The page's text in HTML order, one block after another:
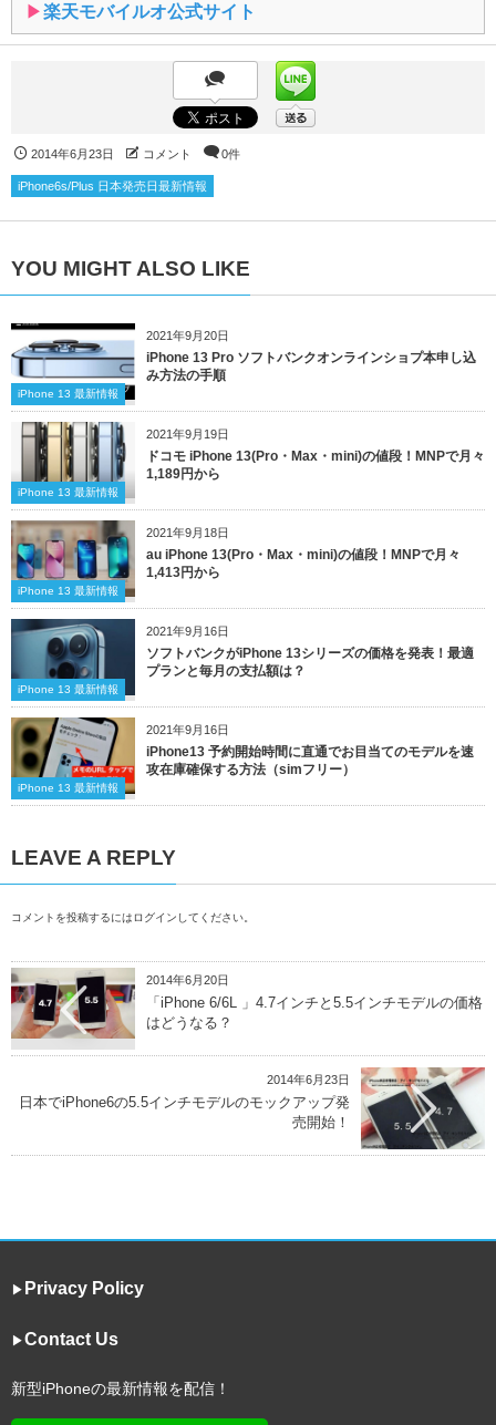
▶︎楽天モバイルオ公式サイト
2014年6月23日 コメント 0件
iPhone6s/Plus 日本発売日最新情報
YOU MIGHT ALSO LIKE
2021年9月20日
iPhone 13 最新情報
iPhone 13 Pro ソフトバンクオンラインショプ本申し込
み方法の手順
2021年9月19日
iPhone 13 最新情報
ドコモ iPhone 13(Pro・Max・mini)の値段！MNPで月々
1,189円から
2021年9月18日
iPhone 13 最新情報
au iPhone 13(Pro・Max・mini)の値段！MNPで月々
1,413円から
2021年9月16日
iPhone 13 最新情報
ソフトバンクがiPhone 13シリーズの価格を発表！最適
プランと毎月の支払額は？
2021年9月16日
iPhone 13 最新情報
iPhone13 予約開始時間に直通でお目当てのモデルを速
攻在庫確保する方法（simフリー）
LEAVE A REPLY
コメントを投稿するには ログイン してください。
2014年6月20日
「iPhone 6/6L 」4.7インチと5.5インチモデルの価格
はどうなる？
2014年6月23日
日本でiPhone6の5.5インチモデルのモックアップ発
売開始！
▶︎ Privacy Policy
▶︎Contact Us
新型iPhoneの最新情報を配信！